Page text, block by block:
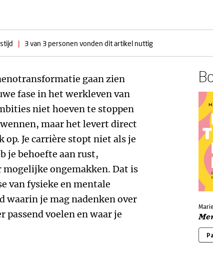
| 3 van 3 personen vonden dit artikel nuttig
gaan zien
fase in het werkleven van
niet hoeven te stoppen
maar het levert direct
Je carrière stopt niet als je
je behoefte aan rust,
ongemakken. Dat is
van fysieke en mentale
waarin je mag nadenken over
voelen en waar je